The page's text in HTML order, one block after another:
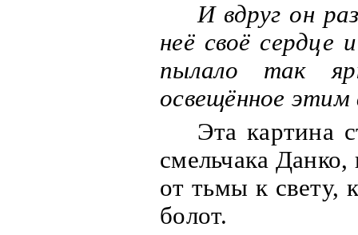
И вдруг он
неё своё сердце
пылало так
освещённое
Эта картина
смельчака
от тьмы к свету,
болот.